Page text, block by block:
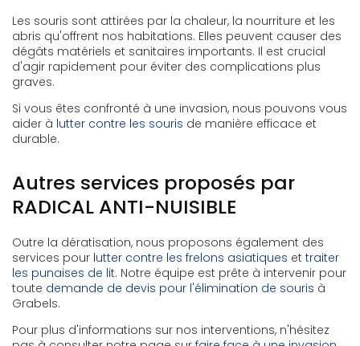
Les souris sont attirées par la chaleur, la nourriture et les
abris qu'offrent nos habitations. Elles peuvent causer des
dégâts matériels et sanitaires importants. Il est crucial
d'agir rapidement pour éviter des complications plus
graves.
Si vous êtes confronté à une invasion, nous pouvons vous
aider à lutter contre les souris de manière efficace et
durable.
Autres services proposés par
RADICAL ANTI-NUISIBLE
Outre la dératisation, nous proposons également des
services pour lutter contre les frelons asiatiques et traiter
les punaises de lit. Notre équipe est prête à intervenir pour
toute demande de devis pour l'élimination de souris à
Grabels.
Pour plus d'informations sur nos interventions, n'hésitez